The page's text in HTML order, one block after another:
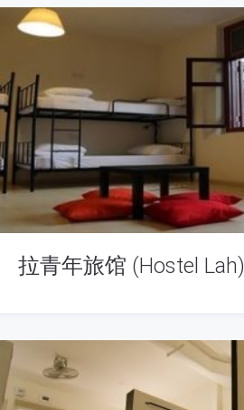
拉青年旅馆 (Hostel Lah)